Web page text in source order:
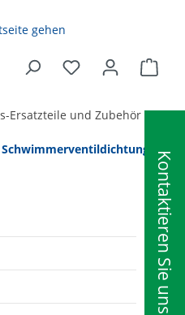
Kontaktieren Sie uns
Ersatzteile und Zubehör